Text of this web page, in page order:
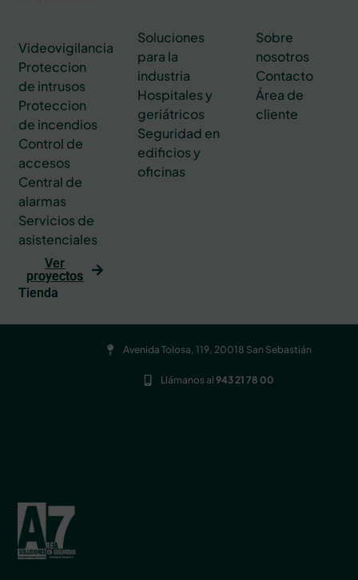
Videovigilancia
Proteccion
de intrusos
Proteccion
de incendios
Control de
accesos
Central de
alarmas
Servicios de
asistenciales
Ver
proyectos
Tienda
Soluciones
para la
industria
Hospitales y
geriátricos
Seguridad en
edificios y
oficinas
Sobre
nosotros
Contacto
Área de
cliente
Avenida Tolosa, 119, 20018 San Sebastián
Llámanos al 943 21 78 00